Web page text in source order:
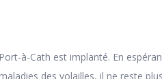
à-Cath est implanté. En
des volailles, il ne reste